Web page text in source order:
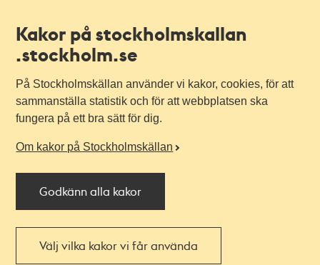
Kakor på stockholmskallan
.stockholm.se
På Stockholmskällan använder vi kakor, cookies, för att
sammanställa statistik och för att webbplatsen ska
fungera på ett bra sätt för dig.
Om kakor på Stockholmskällan
Godkänn alla kakor
Välj vilka kakor vi får använda